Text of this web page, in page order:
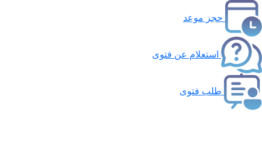
حجز موعد
استعلام عن فتوى
طلب فتوى